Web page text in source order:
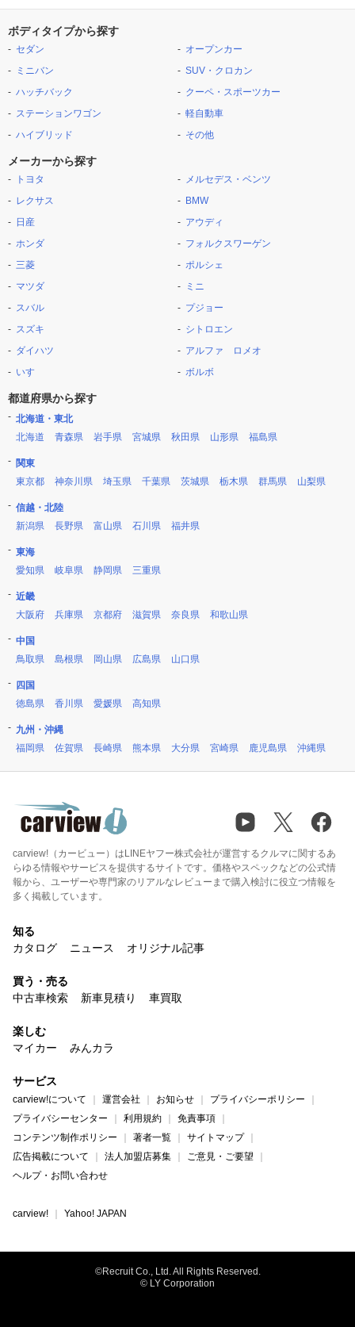
ボディタイプから探す
セダン
ミニバン
ハッチバック
ステーションワゴン
ハイブリッド
オープンカー
SUV・クロカン
クーペ・スポーツカー
軽自動車
その他
メーカーから探す
トヨタ
レクサス
日産
ホンダ
三菱
マツダ
スバル
スズキ
ダイハツ
いすゞ
メルセデス・ベンツ
BMW
アウディ
フォルクスワーゲン
ポルシェ
ミニ
プジョー
シトロエン
アルファ ロメオ
ボルボ
都道府県から探す
北海道・東北
北海道
青森県 岩手県 宮城県 秋田県 山形県 福島県
関東
東京都
神奈川県 埼玉県 千葉県 茨城県 栃木県 群馬県 山梨県
信越・北陸
新潟県
長野県 富山県 石川県 福井県
東海
愛知県
岐阜県 静岡県 三重県
近畿
大阪府
兵庫県 京都府 滋賀県 奈良県 和歌山県
中国
鳥取県
島根県 岡山県 広島県 山口県
四国
徳島県
香川県 愛媛県 高知県
九州・沖縄
福岡県
佐賀県 長崎県 熊本県 大分県 宮崎県 鹿児島県 沖縄県
carview!（カービュー）はLINEヤフー株式会社が運営するクルマに関するあ
らゆる情報やサービスを提供するサイトです。価格やスペックなどの公式情
報から、ユーザーや専門家のリアルなレビューまで購入検討に役立つ情報を
多く掲載しています。
知る
カタログ
ニュース オリジナル記事
買う・売る
中古車検索
新車見積り 車買取
楽しむ
マイカー
みんカラ
サービス
carview!について 運営会社 お知らせ
プライバシーポリシー
プライバシーセンター
利用規約
免責事項
コンテンツ制作ポリシー
著者一覧
サイトマップ
広告掲載について
法人加盟店募集
ご意見・ご要望
ヘルプ・お問い合わせ
carview! Yahoo! JAPAN
©Recruit Co., Ltd. All Rights Reserved.
© LY Corporation